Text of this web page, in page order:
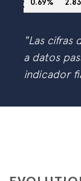
0.69%
"Las cifras
a datos
indicador